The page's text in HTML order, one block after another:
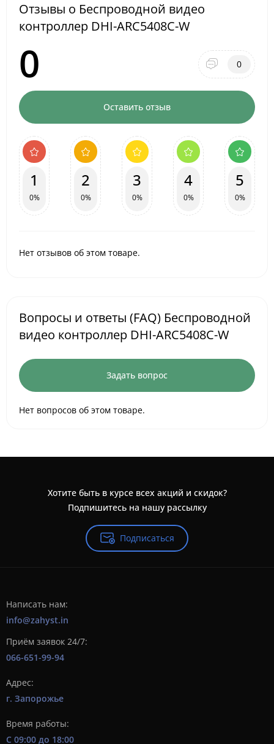
Отзывы о Беспроводной видео
контроллер DHI-ARC5408С-W
0 0
Оставить отзыв
1
0%
2
0%
3
0%
4
0%
5
0%
Нет отзывов об этом товаре.
Вопросы и ответы (FAQ) Беспроводной
видео контроллер DHI-ARC5408С-W
Задать вопрос
Нет вопросов об этом товаре.
Хотите быть в курсе всех акций и скидок?
Подпишитесь на нашу рассылку
Подписаться
Написать нам:
info@zahyst.in
Приём заявок 24/7:
066-651-99-94
Адрес:
г. Запорожье
Время работы:
С 09:00 до 18:00